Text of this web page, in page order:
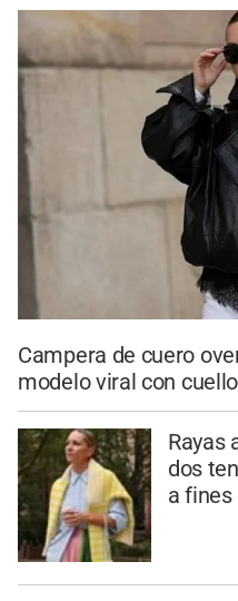
Campera de cuero
modelo viral con
Rayas
dos
a